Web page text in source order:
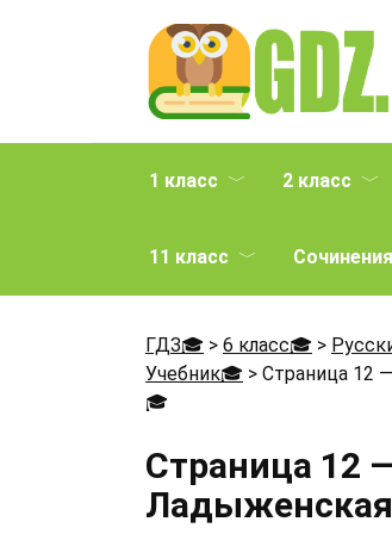
1 класс 2 класс
11 класс Сочинения
ГДЗ🎓 > 6 класс🎓 >
Учебник🎓 > Страница 12
🎓
Страница 12